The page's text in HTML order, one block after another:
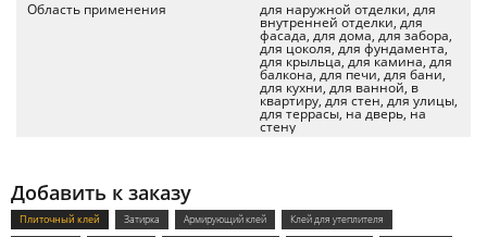
Область применения
для наружной отделки, для
внутренней отделки, для
фасада, для дома, для забора,
для цоколя, для фундамента,
для крыльца, для камина, для
балкона, для печи, для бани,
для кухни, для ванной, в
квартиру, для стен, для улицы,
для террасы, на дверь, на
стену
Добавить к заказу
Плиточный клей Затирка Армирующий клей
Клей для утеплителя